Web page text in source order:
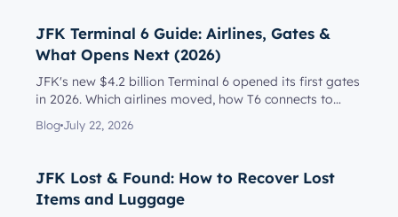
JFK Terminal 6 Guide: Airlines, Gates &
What Opens Next (2026)
JFK's new $4.2 billion Terminal 6 opened its first gates
in 2026. Which airlines moved, how T6 connects to
Terminal 5, l...
Blog July 22, 2026
JFK Lost & Found: How to Recover Lost
Items and Luggage